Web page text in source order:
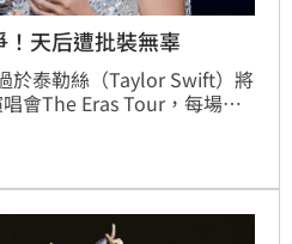
天后遭批裝無辜
於泰勒絲（Taylor Swift）將
會The Eras Tour，每場皆
年捲入一起專輯母帶版權